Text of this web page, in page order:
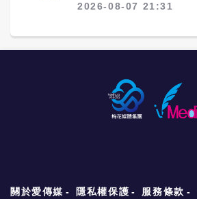
2026-08-07 21:31
關於愛傳媒 隱私權保護 服務條款